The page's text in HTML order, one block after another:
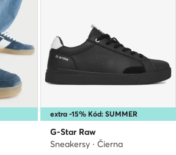
extra -15% Kód: SUMMER
G-Star Raw
Sneakersy · Čierna